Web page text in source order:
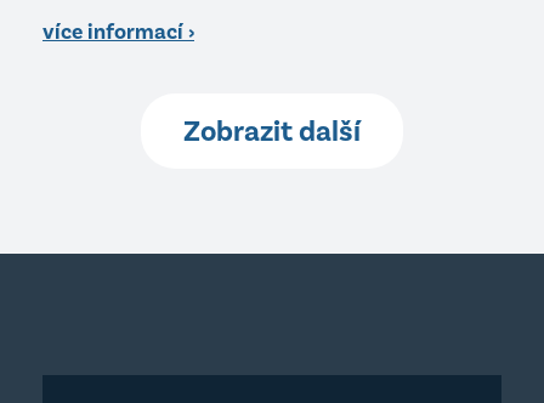
více informací ›
Zobrazit další